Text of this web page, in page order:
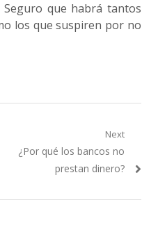
Seguro que habrá tantos
los que suspiren por no
Next
Next
¿Por qué los bancos no
prestan dinero?